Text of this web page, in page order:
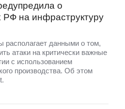
о
РФ на инфраструктуру
располагает данными о том,
атаки на критически важные
с использованием
производства. Об этом